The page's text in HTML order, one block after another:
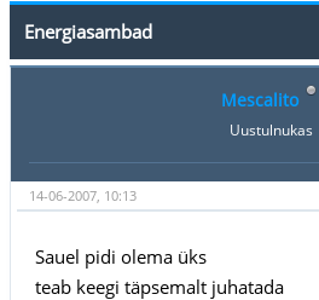
Energiasambad
Mescalito
Uustulnukas
14-06-2007, 10:13
Sauel pidi olema üks
teab keegi täpsemalt juhatada